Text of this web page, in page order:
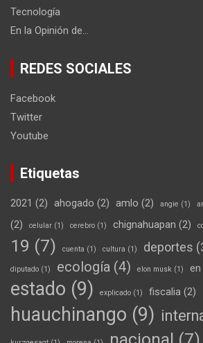
Tecnología
En la Opinión de…
REDES SOCIALES
Facebook
Twitter
Youtube
Etiquetas
2021 (2) ahogado (2) amlo (2) angie (1)
(2)
celular (1) cerebro (1) chignahuapan (2)
19 (7) cuenta (1) cultura (1) deportes
diputado (1) ecología (4) elon musk (1)
estado (9) explicado (1) fiscalia (2)
huauchinango (9)